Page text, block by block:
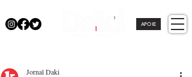
APOIE
Jornal Daki